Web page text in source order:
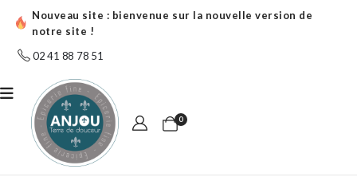
Nouveau site : bienvenue sur la nouvelle version de
notre site !
02 41 88 78 51
0